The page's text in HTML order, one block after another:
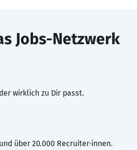
Jobs-Netzwerk
wirklich zu Dir passt.
über 20.000 Recruiter·innen.